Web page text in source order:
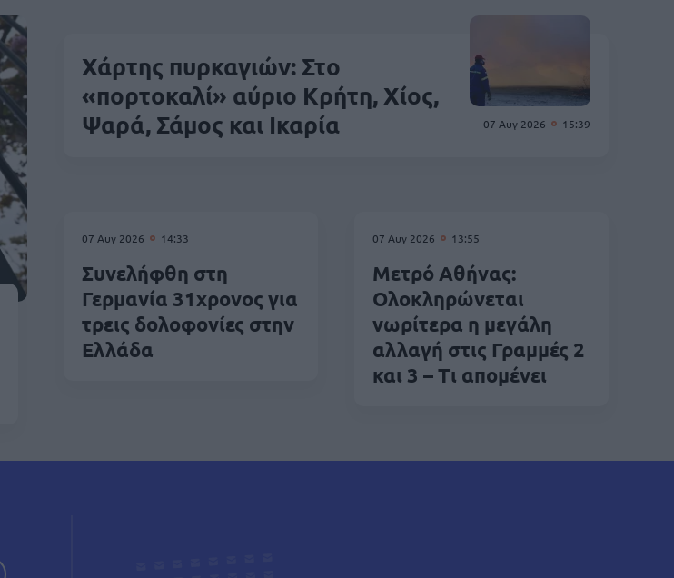
07 Αυγ 2026 15:39
Χάρτης πυρκαγιών: Στο
«πορτοκαλί» αύριο Κρήτη, Χίος,
Ψαρά, Σάμος και Ικαρία
07 Αυγ 2026 14:33
Συνελήφθη στη
Γερμανία 31χρονος για
τρεις δολοφονίες στην
Ελλάδα
07 Αυγ 2026 13:55
Μετρό Αθήνας:
Ολοκληρώνεται
νωρίτερα η μεγάλη
αλλαγή στις Γραμμές 2
και 3 – Τι απομένει